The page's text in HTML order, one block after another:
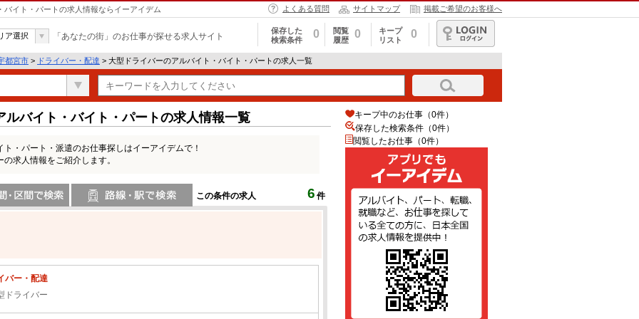
イト・パートの求人情報ならイーアイデム よくある質問 サイトマップ 掲載ご希望のお客様へ
ア選択 「あなたの街」のお仕事が探せる求人サイト
保存した
検索条件
0
閲覧
履歴
0
キープ
リスト
0
ログイン
都宮市 > ドライバー・配達 > 大型ドライバーのアルバイト・バイト・パートの求人一覧
バイト・バイト・パートの求人情報一覧
・パート・派遣のお仕事探しはイーアイデムで！
求人情報をご紹介します。
この条件の求人 6 件
バー・配達
ドライバー
キープ中のお仕事（0件）
保存した検索条件（0件）
閲覧したお仕事（0件）